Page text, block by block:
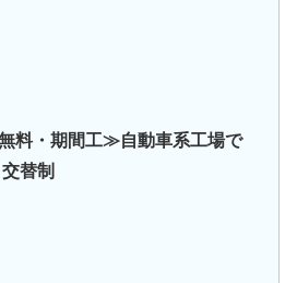
料・期間工≫自動車系工場で
替制